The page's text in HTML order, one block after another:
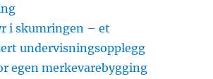
i skumringen – et
undervisningsopplegg
egen merkevarebygging